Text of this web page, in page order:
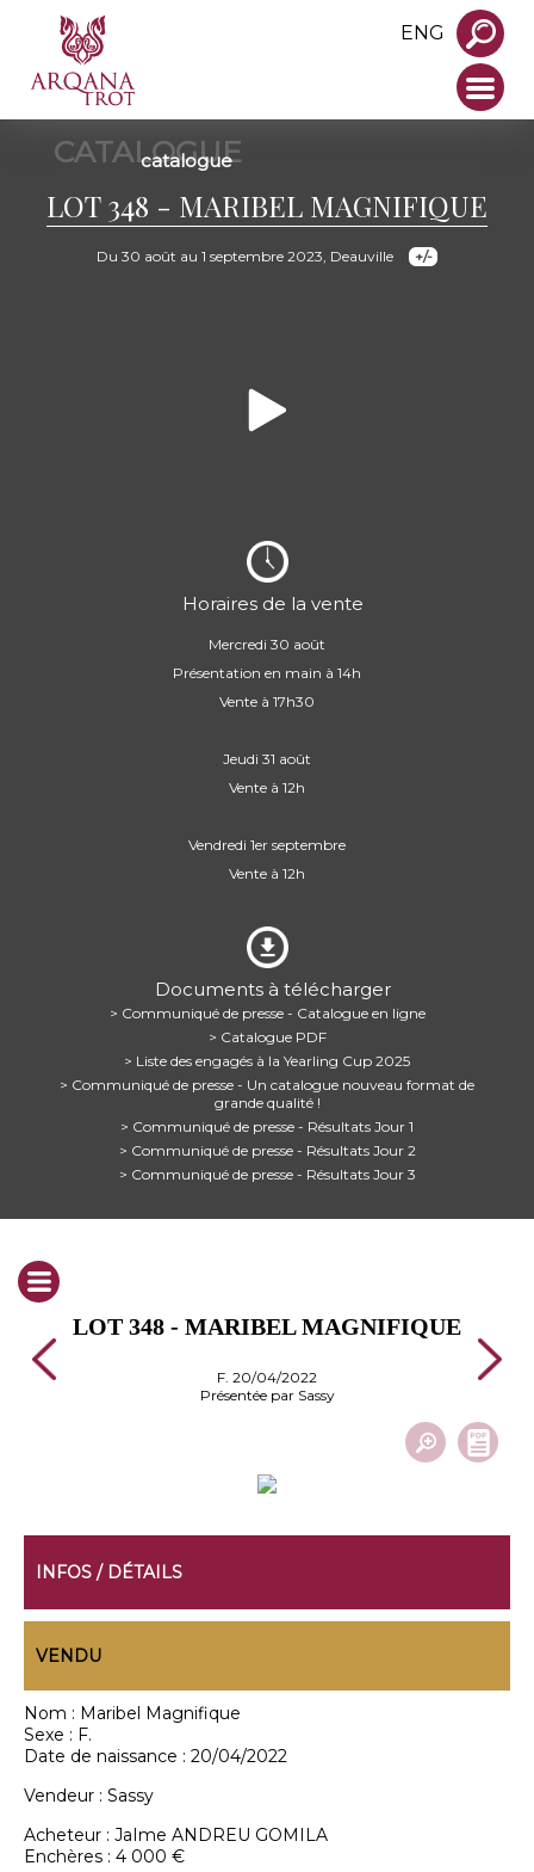
ENG
CATALOGUE
catalogue
LOT 348 - MARIBEL MAGNIFIQUE
Du 30 août au 1 septembre 2023, Deauville
Horaires de la vente
Mercredi 30 août
Présentation en main à 14h
Vente à 17h30
Jeudi 31 août
Vente à 12h
Vendredi 1er septembre
Vente à 12h
Documents à télécharger
> Communiqué de presse - Catalogue en ligne
> Catalogue PDF
> Liste des engagés à la Yearling Cup 2025
> Communiqué de presse - Un catalogue nouveau format de
grande qualité !
> Communiqué de presse - Résultats Jour 1
> Communiqué de presse - Résultats Jour 2
> Communiqué de presse - Résultats Jour 3
LOT 348 - MARIBEL MAGNIFIQUE
F. 20/04/2022
Présentée par Sassy
INFOS / DÉTAILS
VENDU
Nom : Maribel Magnifique
Sexe : F.
Date de naissance : 20/04/2022
Vendeur : Sassy
Acheteur : JaIme ANDREU GOMILA
Enchères : 4 000 €